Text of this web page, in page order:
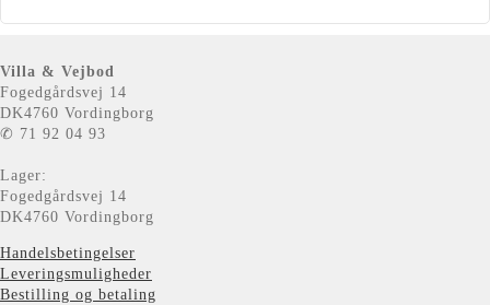
Villa & Vejbod
Fogedgårdsvej 14
DK4760 Vordingborg
✆ 71 92 04 93
Lager:
Fogedgårdsvej 14
DK4760 Vordingborg
Handelsbetingelser
Leveringsmuligheder
Bestilling og betaling